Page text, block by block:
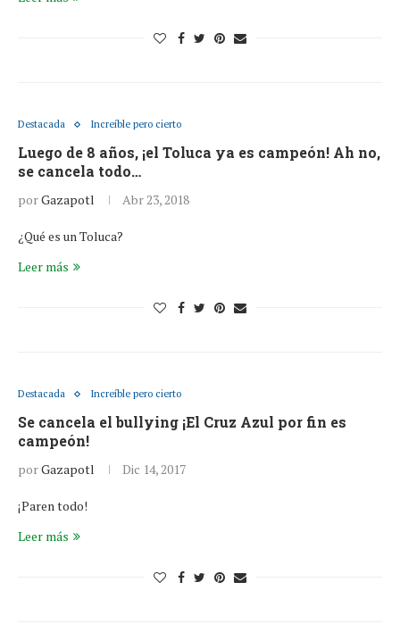
Destacada Increíble pero cierto
Luego de 8 años, ¡el Toluca ya es campeón! Ah no,
se cancela todo…
porGazapotl Abr 23, 2018
¿Qué es un Toluca?
Leer más
Destacada Increíble pero cierto
Se cancela el bullying ¡El Cruz Azul por fin es
campeón!
porGazapotl Dic 14, 2017
¡Paren todo!
Leer más